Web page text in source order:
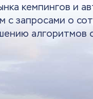
кемпингов и
с запросами о
алгоритмов